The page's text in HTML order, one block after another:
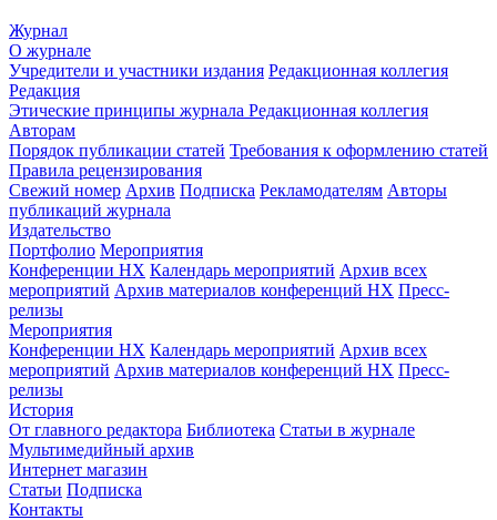
Журнал
О журнале
Учредители и участники издания Редакционная коллегия
Редакция
Этические принципы журнала Редакционная коллегия
Авторам
Порядок публикации статей Требования к оформлению статей
Правила рецензирования
Свежий номер Архив Подписка Рекламодателям Авторы
публикаций журнала
Издательство
Портфолио Мероприятия
Конференции НХ Календарь мероприятий Архив всех
мероприятий Архив материалов конференций НХ Пресс-
релизы
Мероприятия
Конференции НХ Календарь мероприятий Архив всех
мероприятий Архив материалов конференций НХ Пресс-
релизы
История
От главного редактора Библиотека Статьи в журнале
Мультимедийный архив
Интернет магазин
Статьи Подписка
Контакты